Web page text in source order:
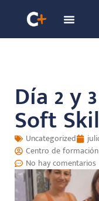
Día 2 y
Soft
Uncategorized
Centro de
No hay comentarios